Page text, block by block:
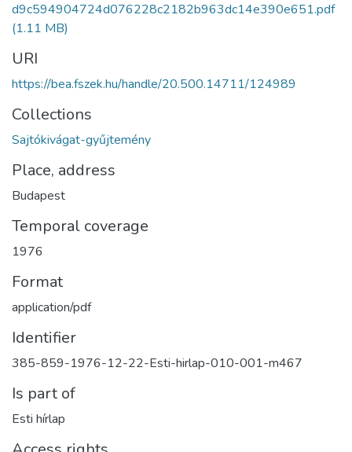
d9c594904724d076228c2182b963dc14e390e651.pdf
(1.11 MB)
URI
https://bea.fszek.hu/handle/20.500.14711/124989
Collections
Sajtókivágat-gyűjtemény
Place, address
Budapest
Temporal coverage
1976
Format
application/pdf
Identifier
385-859-1976-12-22-Esti-hirlap-010-001-m467
Is part of
Esti hírlap